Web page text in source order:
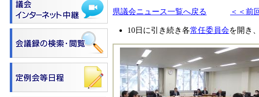
県議会ニュース一覧へ戻る
＜＜前
10日に引き続き各常任委員会を開き